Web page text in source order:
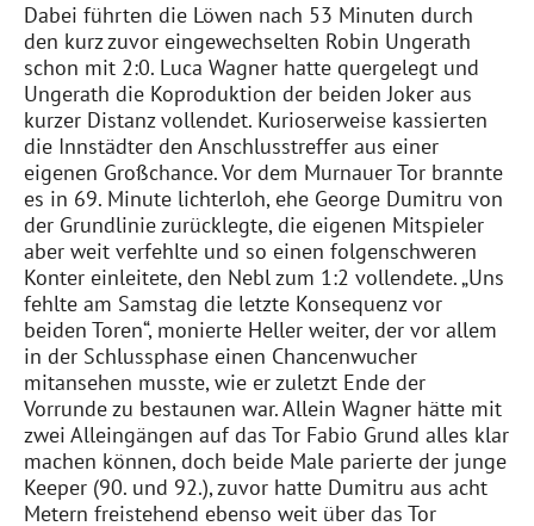
Dabei führten die Löwen nach 53 Minuten durch
den kurz zuvor eingewechselten Robin Ungerath
schon mit 2:0. Luca Wagner hatte quergelegt und
Ungerath die Koproduktion der beiden Joker aus
kurzer Distanz vollendet. Kurioserweise kassierten
die Innstädter den Anschlusstreffer aus einer
eigenen Großchance. Vor dem MurnauerTor brannte
es in 69. Minute lichterloh, ehe George Dumitru von
der Grundlinie zurücklegte, die eigenen Mitspieler
aber weit verfehlte und so einen folgenschweren
Konter einleitete, den Neblzum 1:2 vollendete.„Uns
fehlte am Samstag die letzte Konsequenz vor
beiden Toren“, monierte Heller weiter, der vor allem
in der Schlussphase einen Chancenwucher
mitansehen musste, wie er zuletzt Ende der
Vorrunde zu bestaunen war. Allein Wagner hätte mit
zwei Alleingängen auf das Tor Fabio Grund alles klar
machen können, doch beide Male parierte der junge
Keeper (90. und 92.), zuvor hatte Dumitru aus acht
Metern freistehend ebenso weit über das Tor